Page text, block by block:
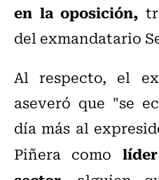
en la oposición,
del exmandatario
Al respecto, el
aseveró que "se
día más al
Piñera como